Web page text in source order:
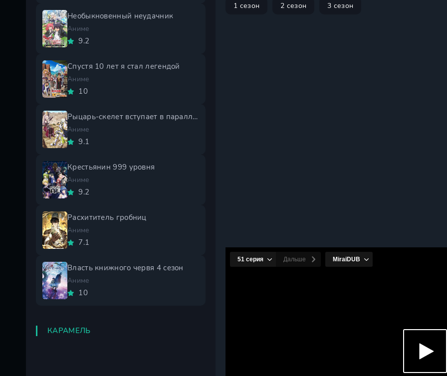
1 сезон 2 сезон 3 сезон
Необыкновенный неудачник
Аниме
9.2
Спустя 10 лет я стал легендой
Аниме
10
Рыцарь-скелет вступает в параллельный мир 2 сезон
Аниме
9.1
Крестьянин 999 уровня
Аниме
9.2
Расхититель гробниц
Аниме
7.1
Власть книжного червя 4 сезон
Аниме
10
КАРАМЕЛЬ